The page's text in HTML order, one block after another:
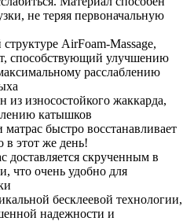
не теряя первоначальную
AirFoam-Massage,
способствующий улучшению
расслаблению
из износостойкого жаккарда,
катышков
быстро восстанавливает
этот же день!
доставляется скрученным в
что очень удобно для
бесклеевой технологии,
надежности и